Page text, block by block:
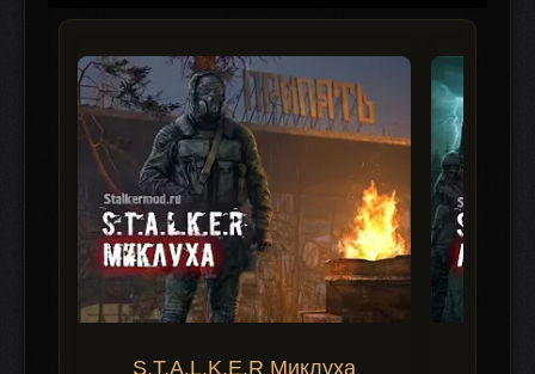
S.T.A.L.K.E.R Миклуха